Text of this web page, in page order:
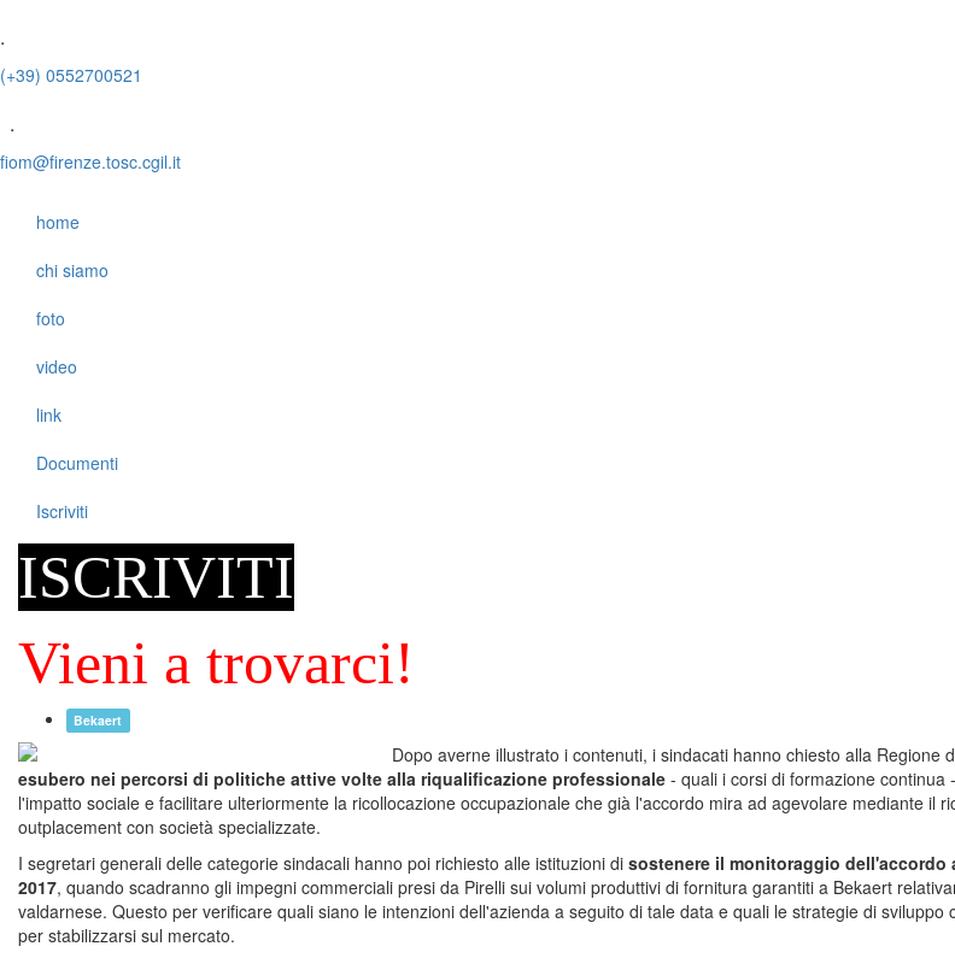
.
(+39) 0552700521
.
fiom@firenze.tosc.cgil.it
home
chi siamo
foto
video
link
Documenti
Iscriviti
ISCRIVITI
Vieni a trovarci!
Bekaert
Dopo averne illustrato i contenuti, i sindacati hanno chiesto alla Regione
esubero nei percorsi di politiche attive volte alla riqualificazione professionale - quali i corsi di formazione continua
l'impatto sociale e facilitare ulteriormente la ricollocazione occupazionale che già l'accordo mira ad agevolare mediante il
outplacement con società specializzate.
I segretari generali delle categorie sindacali hanno poi richiesto alle istituzioni di sostenere il monitoraggio dell'accordo
2017, quando scadranno gli impegni commerciali presi da Pirelli sui volumi produttivi di fornitura garantiti a Bekaert
valdarnese. Questo per verificare quali siano le intenzioni dell'azienda a seguito di tale data e quali le strategie di sviluppo
per stabilizzarsi sul mercato.